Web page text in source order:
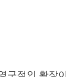
적인 확장